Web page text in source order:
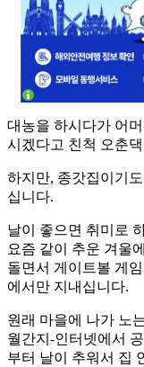
대농을 하시다가 어
시겠다고 친척 오춘
하지만, 종갓집이기
십니다.
날이 좋으면 취미로
요즘 같이 추운 겨울
돌면서 게이트볼 게
에서만 지내십니다.
원래 마을에 나가 노
월간지-인터넷에서
부터 날이 추워서 집